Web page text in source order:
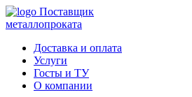
Поставщик
металлопроката
Доставка и оплата
Услуги
Госты и ТУ
О компании